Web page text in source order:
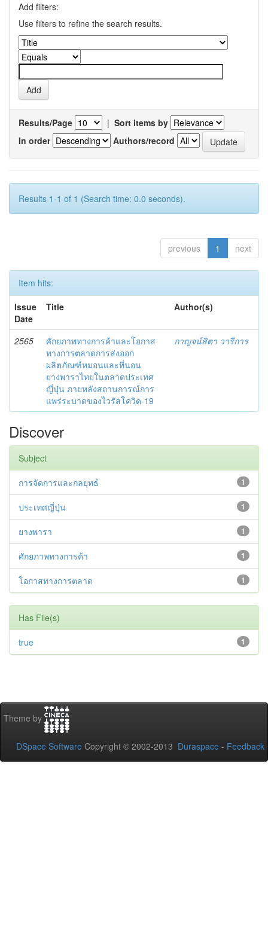
Add filters:
Use filters to refine the search results.
Results/Page | Sort items by
In order
Authors/record
Results 1-1 of 1 (Search time: 0.0 seconds).
previous 1 next
Item hits:
Issue
Date
Title Author(s)
2565
ศักยภาพทางการค้าและโอกาส
ทางการตลาดการส่งออก
ผลิตภัณฑ์หมอนและที่นอน
ยางพาราไทยในตลาดประเทศ
ญี่ปุ่น ภายหลังสถานการณ์การ
แพร่ระบาดของไวรัสโควิด-19
กาญจน์สิตา วารีการ
Discover
Subject
1
การจัดการและกลยุทธ์
1
ประเทศญี่ปุ่น
1
ยางพารา
1
ศักยภาพทางการค้า
1
โอกาสทางการตลาด
Has File(s)
1
true
Theme by
DSpace Software Copyright © 2002-2013 Duraspace - Feedback